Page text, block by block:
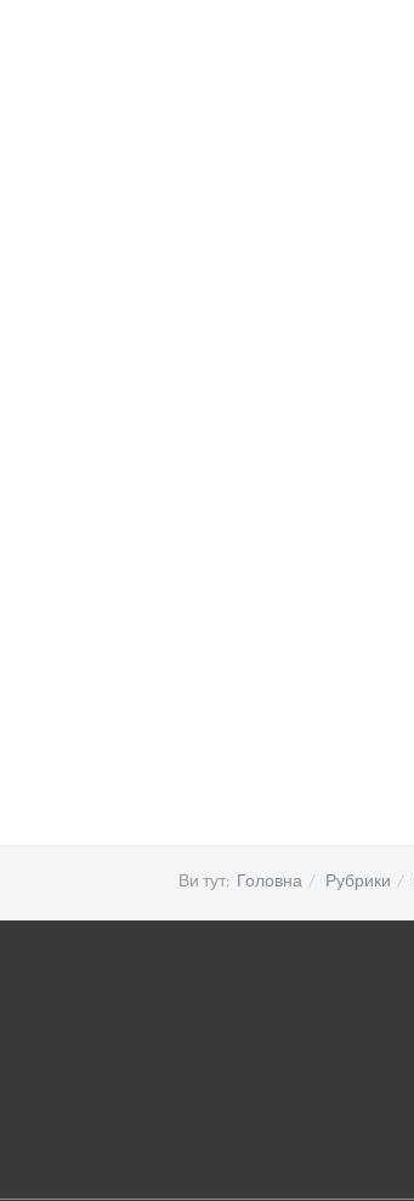
Ви тут: Головна Рубрики